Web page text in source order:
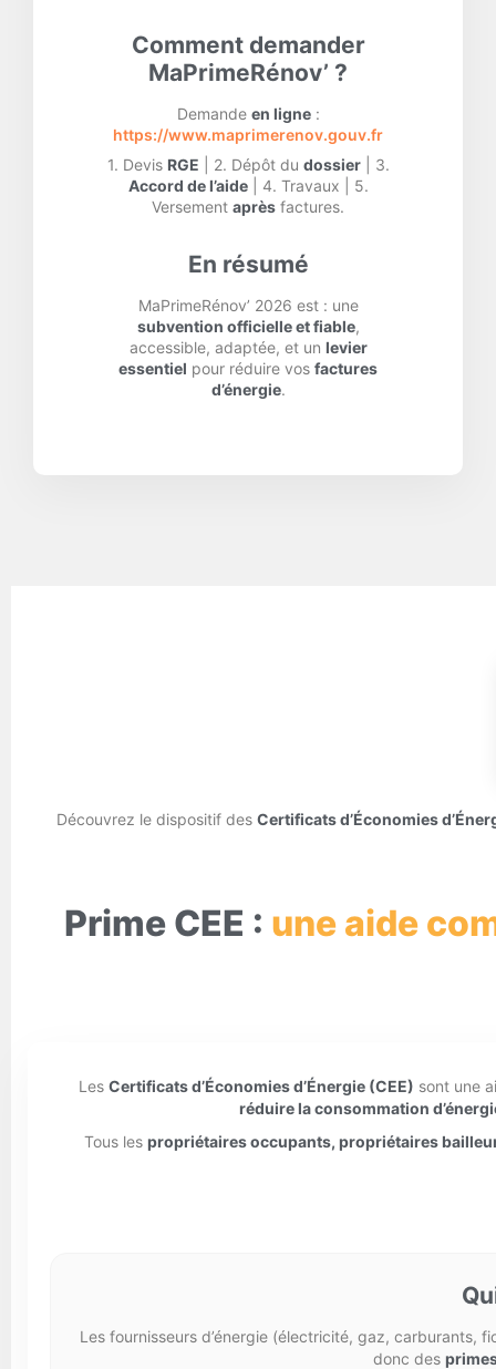
Comment demander
MaPrimeRénov’ ?
Demande en ligne:
https://www.maprimerenov.gouv.fr
1. Devis RGE | 2. Dépôt du dossier| 3.
Accord de l’aide| 4. Travaux | 5.
Versement après factures.
En résumé
MaPrimeRénov’ 2026 est : une
subvention officielle et fiable,
accessible, adaptée, et un levier
essentiel pour réduire vos factures
d’énergie.
Découvrez le dispositif des Certificats d’Économies
Prime CEE : une aide
Les Certificats d’Économies d’Énergie (CEE) sont une
réduire la consommation
Tous les propriétaires occupants, propriétaires
Les fournisseurs d’énergie (électricité, gaz, carburants,
donc des